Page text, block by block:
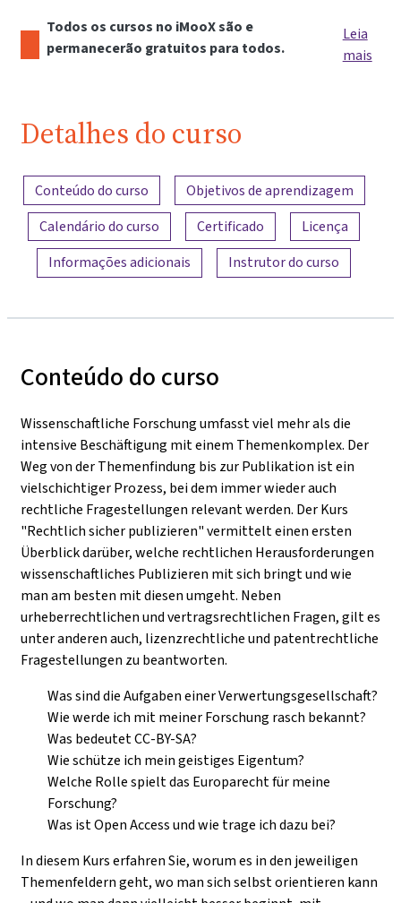
Todos os cursos no iMooX são e
permanecerão gratuitos para todos.
Leia
mais
Detalhes do curso
Visão geral do conteúdo
Conteúdo do curso
Objetivos de aprendizagem
Calendário do curso
Certificado
Licença
Informações adicionais
Instrutor do curso
Conteúdo do curso
Wissenschaftliche Forschung umfasst viel mehr als die
intensive Beschäftigung mit einem Themenkomplex. Der
Weg von der Themenfindung bis zur Publikation ist ein
vielschichtiger Prozess, bei dem immer wieder auch
rechtliche Fragestellungen relevant werden. Der Kurs
"Rechtlich sicher publizieren" vermittelt einen ersten
Überblick darüber, welche rechtlichen Herausforderungen
wissenschaftliches Publizieren mit sich bringt und wie
man am besten mit diesen umgeht. Neben
urheberrechtlichen und vertragsrechtlichen Fragen, gilt es
unter anderen auch, lizenzrechtliche und patentrechtliche
Fragestellungen zu beantworten.
Was sind die Aufgaben einer Verwertungsgesellschaft?
Wie werde ich mit meiner Forschung rasch bekannt?
Was bedeutet CC-BY-SA?
Wie schütze ich mein geistiges Eigentum?
Welche Rolle spielt das Europarecht für meine
Forschung?
Was ist Open Access und wie trage ich dazu bei?
In diesem Kurs erfahren Sie, worum es in den jeweiligen
Themenfeldern geht, wo man sich selbst orientieren kann